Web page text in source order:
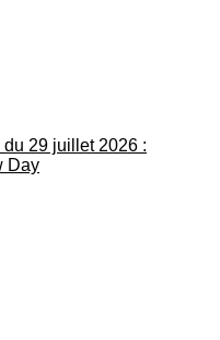
29 juillet 2026 :
Day